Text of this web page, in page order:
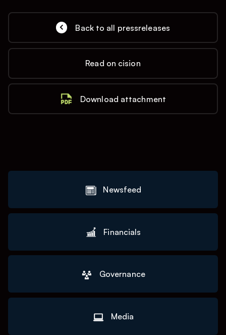
Back to all pressreleases
Read on cision
Download attachment
Newsfeed
Financials
Governance
Media